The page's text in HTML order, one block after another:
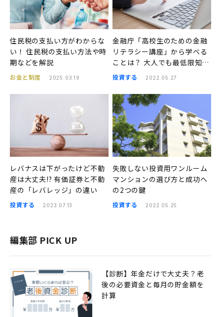
住民税の支払い方がわからな
い！ 住民税の支払い方法や時
期などを解説
お金と制度 2025.03.19
金融庁「高校生のための金融
リテラシー講座」から学べる
ことは？ 大人でも最低限知っ
ておくべきこと
投資する 2022.05.27
レバナスは下がったけど不動
産は大丈夫!? 有価証券と不動
産の「レバレッジ」の違い
投資する 2023.07.13
失敗しない投資用ワンルーム
マンションの選び方と成功へ
の2つの鍵
投資する 2022.05.25
編集部 PICK UP
【診断】年金だけで大丈夫？老
後の必要資金と毎月の貯金額を
計算